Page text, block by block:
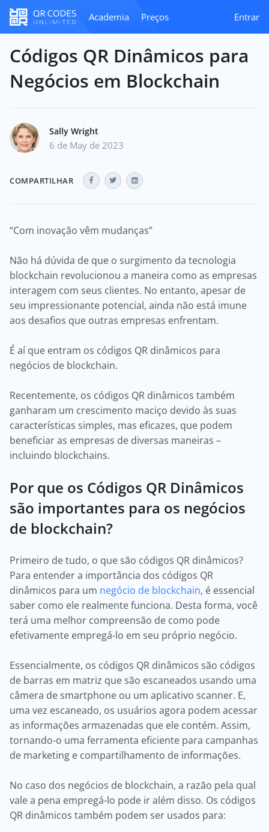
Academia Preços Entrar
Códigos QR Dinâmicos para
Negócios em Blockchain
Sally Wright
6 de May de 2023
COMPARTILHAR
“Com inovação vêm mudanças”
Não há dúvida de que o surgimento da tecnologia
blockchain revolucionou a maneira como as empresas
interagem com seus clientes. No entanto, apesar de
seu impressionante potencial, ainda não está imune
aos desafios que outras empresas enfrentam.
É aí que entram os códigos QR dinâmicos para
negócios de blockchain.
Recentemente, os códigos QR dinâmicos também
ganharam um crescimento maciço devido às suas
características simples, mas eficazes, que podem
beneficiar as empresas de diversas maneiras –
incluindo blockchains.
Por que os Códigos QR Dinâmicos
são importantes para os negócios
de blockchain?
Primeiro de tudo, o que são códigos QR dinâmicos?
Para entender a importância dos códigos QR
dinâmicos para um negócio de blockchain, é essencial
saber como ele realmente funciona. Desta forma, você
terá uma melhor compreensão de como pode
efetivamente empregá-lo em seu próprio negócio.
Essencialmente, os códigos QR dinâmicos são códigos
de barras em matriz que são escaneados usando uma
câmera de smartphone ou um aplicativo scanner. E,
uma vez escaneado, os usuários agora podem acessar
as informações armazenadas que ele contém. Assim,
tornando-o uma ferramenta eficiente para campanhas
de marketing e compartilhamento de informações.
No caso dos negócios de blockchain, a razão pela qual
vale a pena empregá-lo pode ir além disso. Os códigos
QR dinâmicos também podem ser usados para: